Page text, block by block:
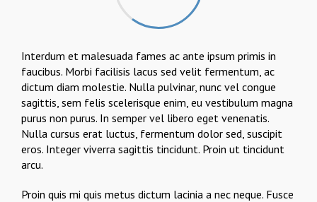
Interdum et malesuada fames ac ante ipsum primis in
faucibus. Morbi facilisis lacus sed velit fermentum, ac
dictum diam molestie. Nulla pulvinar, nunc vel congue
sagittis, sem felis scelerisque enim, eu vestibulum magna
purus non purus. In semper vel libero eget venenatis.
Nulla cursus erat luctus, fermentum dolor sed, suscipit
eros. Integer viverra sagittis tincidunt. Proin ut tincidunt
arcu.
Proin quis mi quis metus dictum lacinia a nec neque. Fusce